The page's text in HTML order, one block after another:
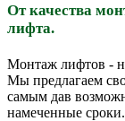
От качества
лифта.
Монтаж лифтов -
Мы предлагаем
самым дав
намеченные сроки.